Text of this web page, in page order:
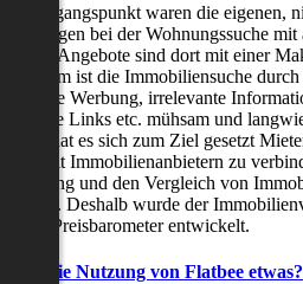
Ausgangspunkt waren die eigenen,
bei der Wohnungssuche
alle Angebote sind dort mit einer
ist die Immobiliensuche
Werbung, irrelevante
Links etc. mühsam und
hat es sich zum Ziel gesetzt
mit Immobilienanbietern zu
und den Vergleich von
Deshalb wurde der
Preisbarometer entwickelt.
die Nutzung von Flatbee etwas?